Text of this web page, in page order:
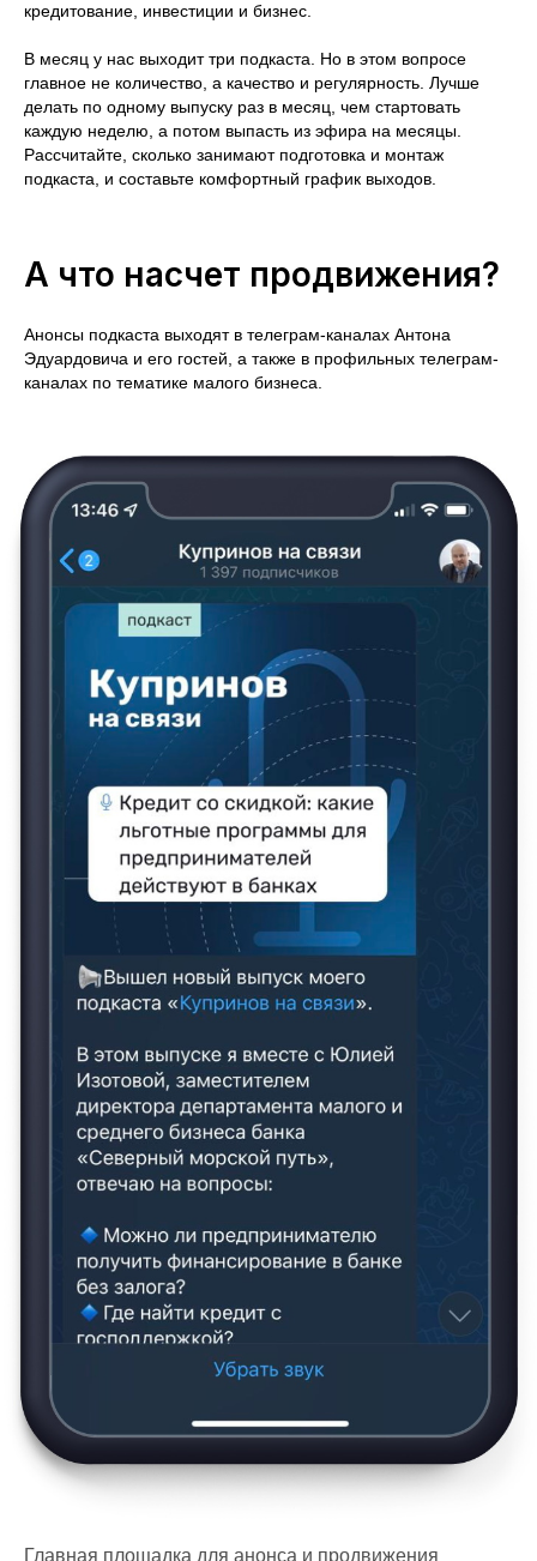
кредитование, инвестиции и бизнес.
В месяц у нас выходит три подкаста. Но в этом вопросе
главное не количество, а качество и регулярность. Лучше
делать по одному выпуску раз в месяц, чем стартовать
каждую неделю, а потом выпасть из эфира на месяцы.
Рассчитайте, сколько занимают подготовка и монтаж
подкаста, и составьте комфортный график выходов.
А что насчет продвижения?
Анонсы подкаста выходят в телеграм-каналах Антона
Эдуардовича и его гостей, а также в профильных телеграм-
каналах по тематике малого бизнеса.
Главная площадка для анонса и продвижения